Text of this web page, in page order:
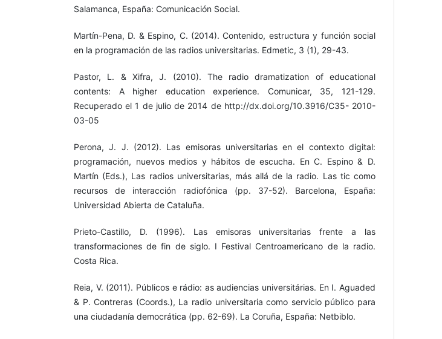
Salamanca, España: Comunicación Social.
Martín-Pena, D. & Espino, C. (2014). Contenido, estructura y función social
en la programación de las radios universitarias. Edmetic, 3 (1), 29-43.
Pastor, L. & Xifra, J. (2010). The radio dramatization of educational
contents: A higher education experience. Comunicar, 35, 121-129.
Recuperado el 1 de julio de 2014 de http://dx.doi.org/10.3916/C35- 2010-
03-05
Perona, J. J. (2012). Las emisoras universitarias en el contexto digital:
programación, nuevos medios y hábitos de escucha. En C. Espino & D.
Martín (Eds.), Las radios universitarias, más allá de la radio. Las tic como
recursos de interacción radiofónica (pp. 37-52). Barcelona, España:
Universidad Abierta de Cataluña.
Prieto-Castillo, D. (1996). Las emisoras universitarias frente a las
transformaciones de fin de siglo. I Festival Centroamericano de la radio.
Costa Rica.
Reia, V. (2011). Públicos e rádio: as audiencias universitárias. En I. Aguaded
& P. Contreras (Coords.), La radio universitaria como servicio público para
una ciudadanía democrática (pp. 62-69). La Coruña, España: Netbiblo.